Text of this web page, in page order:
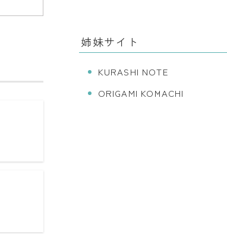
姉妹サイト
KURASHI NOTE
ORIGAMI KOMACHI